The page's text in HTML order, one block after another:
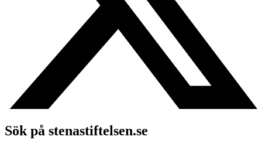
Sök på stenastiftelsen.se